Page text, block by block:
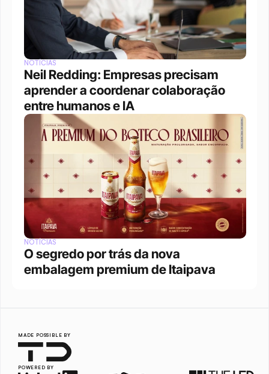
NOTÍCIAS
Neil Redding: Empresas precisam
aprender a coordenar colaboração
entre humanos e IA
NOTÍCIAS
O segredo por trás da nova
embalagem premium de Itaipava
MADE POSSIBLE BY
POWERED BY